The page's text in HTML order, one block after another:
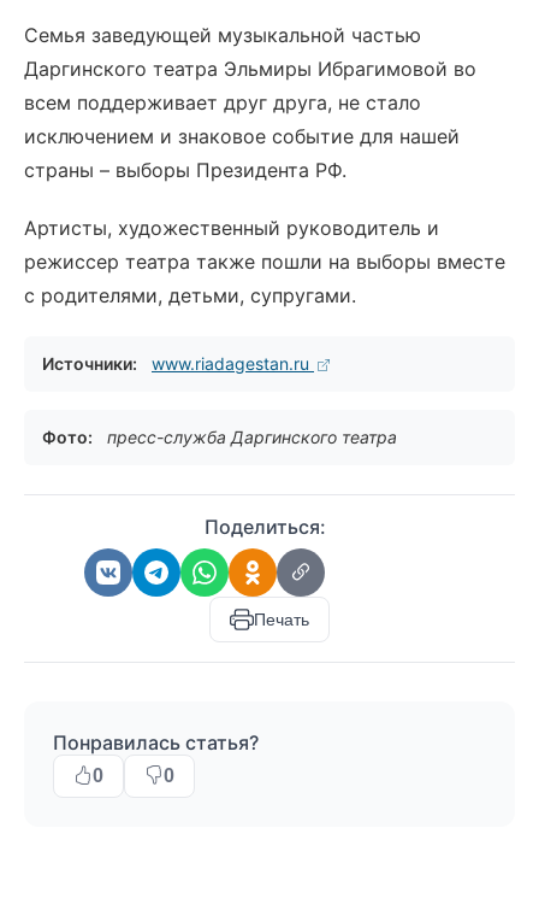
Семья заведующей музыкальной частью
Даргинского театра Эльмиры Ибрагимовой во
всем поддерживает друг друга, не стало
исключением и знаковое событие для нашей
страны – выборы Президента РФ.
Артисты, художественный руководитель и
режиссер театра также пошли на выборы вместе
с родителями, детьми, супругами.
Источники: www.riadagestan.ru
Фото: пресс-служба Даргинского театра
Поделиться:
Печать
Понравилась статья?
0 0